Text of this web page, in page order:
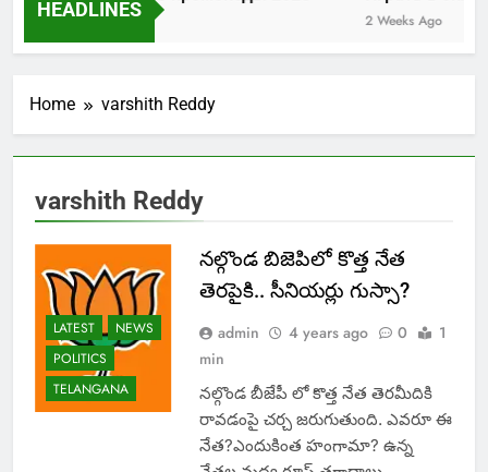
HEADLINES
1 Week Ago 2 Weeks Ago
Home varshith Reddy
varshith Reddy
LATEST
NEWS
POLITICS
TELANGANA
నల్గొండ బిజెపిలో కొత్త నేత
తెరపైకి.. సీనియర్లు గుస్సా?
admin 4 years ago 0
1
min
నల్గొండ బీజేపీ లో కొత్త నేత తెరమీదికి
రావడంపై చర్చ జరుగుతుంది. ఎవరూ ఈ
నేత?ఎందుకింత హంగామా? ఉన్న